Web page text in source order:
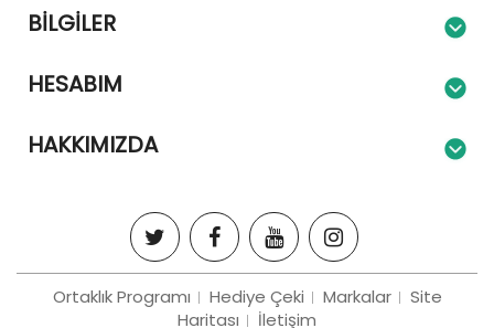
BILGILER
HESABIM
HAKKIMIZDA
Ortaklık Programı Hediye Çeki Markalar
Site
Haritası
İletişim